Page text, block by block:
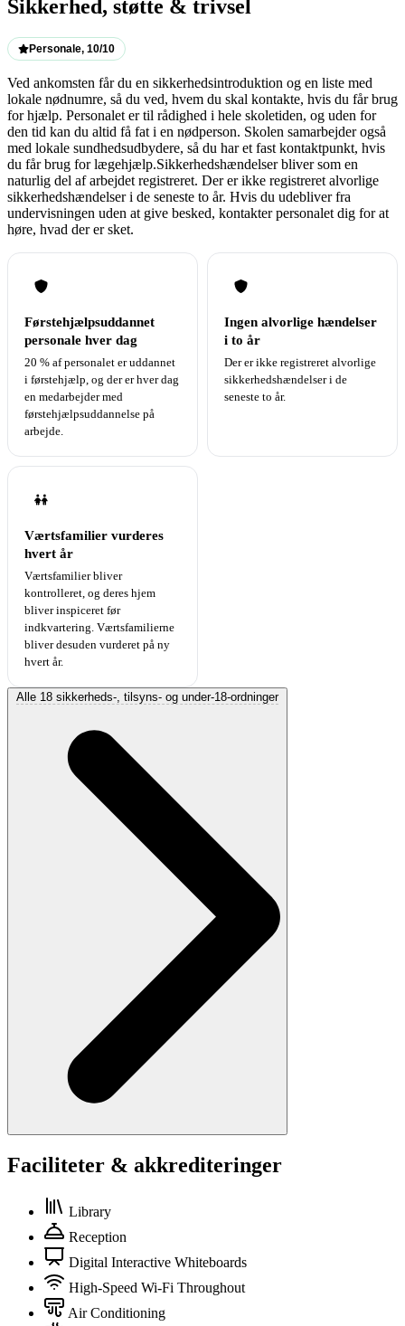
Sikkerhed, støtte & trivsel
Personale, 10/10
Ved ankomsten får du en sikkerhedsintroduktion og en liste med
lokale nødnumre, så du ved, hvem du skal kontakte, hvis du får brug
for hjælp. Personalet er til rådighed i hele skoletiden, og uden for
den tid kan du altid få fat i en nødperson. Skolen samarbejder også
med lokale sundhedsudbydere, så du har et fast kontaktpunkt, hvis
du får brug for lægehjælp.Sikkerhedshændelser bliver som en
naturlig del af arbejdet registreret. Der er ikke registreret alvorlige
sikkerhedshændelser i de seneste to år. Hvis du udebliver fra
undervisningen uden at give besked, kontakter personalet dig for at
høre, hvad der er sket.
Førstehjælpsuddannet
personale hver dag
20 % af personalet er uddannet
i førstehjælp, og der er hver dag
en medarbejder med
førstehjælpsuddannelse på
arbejde.
Ingen alvorlige hændelser
i to år
Der er ikke registreret alvorlige
sikkerhedshændelser i de
seneste to år.
Værtsfamilier vurderes
hvert år
Værtsfamilier bliver
kontrolleret, og deres hjem
bliver inspiceret før
indkvartering. Værtsfamilierne
bliver desuden vurderet på ny
hvert år.
Alle 18 sikkerheds-, tilsyns- og under-18-ordninger
Faciliteter & akkrediteringer
Library
Reception
Digital Interactive Whiteboards
High-Speed Wi-Fi Throughout
Air Conditioning